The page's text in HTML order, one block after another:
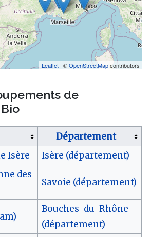
Leaflet | ©OpenStreetMapcontributors
de
Département
Isère
Isère (département)
des
Savoie (département)
Bouches-du-Rhône
(département)